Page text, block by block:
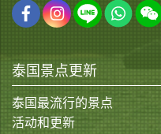
泰国景点更新
泰国最流行的景点
活动和更新